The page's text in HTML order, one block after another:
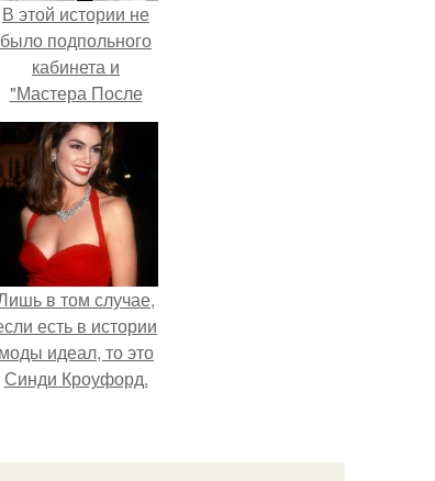
В этой истории не
было подпольного
кабинета и
"Мастера После
Двухнедельных
Курсов".
в том случае,
есть в истории
моды идеал, то это
Синди Кроуфорд.